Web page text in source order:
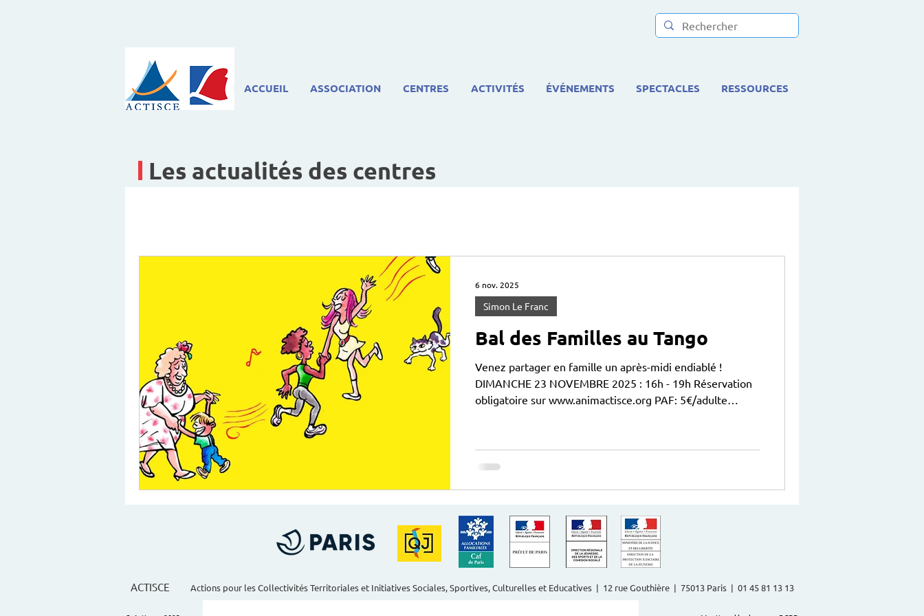
ACCUEIL ASSOCIATION CENTRES ACTIVITÉS ÉVÉNEMENTS SPECTACLES RESSOURCES
Les actualités des centres
Bal des Familles au Tango
Venez partager en famille un après-midi endiablé !
DIMANCHE 23 NOVEMBRE 2025 : 16h - 19h Réservation
obligatoire sur www.animactisce.org PAF: 5€/adulte
Maire 75003 Paris
Simon Le Franc
6 nov. 2025
ACTISCE Actions pour les Collectivités Territoriales et Initiatives Sociales, Sportives, Culturelles et Educatives | 12 rue Gouthière | 75013 Paris | 01 45 81 13 13